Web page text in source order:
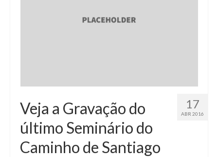
17
ABR 2016
Veja a Gravação do
último Seminário do
Caminho de Santiago